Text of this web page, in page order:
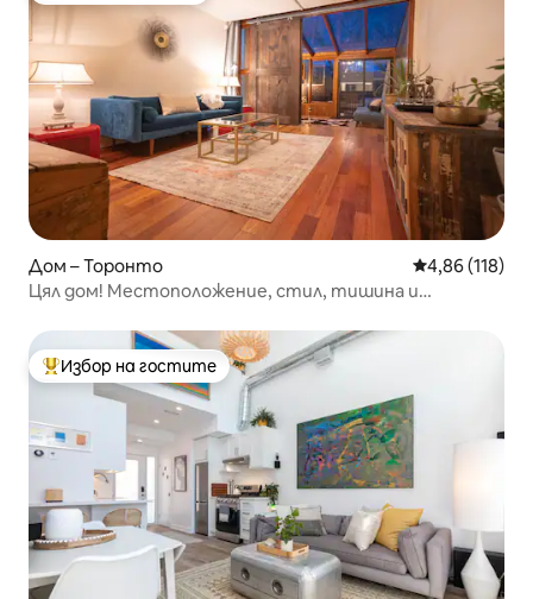
Дом – Торонто Средна
4,86 (118)
Цял дом! Местоположение, стил, тишина и
Най-популярен избор на гостите
Избор на гостите